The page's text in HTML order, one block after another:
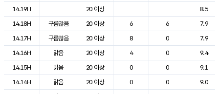
14.19H
20 이상
8.5
14.18H
구름많음 20 이상 6 6
7.9
14.17H
구름많음 20 이상 8 0
7.9
14.16H
맑음 20 이상 4 0
9.4
14.15H
맑음 20 이상 0 0
9.1
14.14H
맑음 20 이상 0 0
9.0